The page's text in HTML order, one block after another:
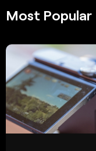
Most Popular